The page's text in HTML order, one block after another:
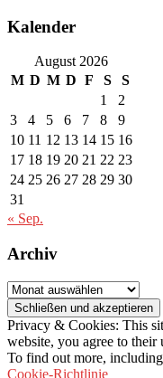
Kalender
August 2026
M D M D F S
S
1
2
3
4 5 6 7 8
9
10 11 12 13 14 15 16
17 18 19 20 21 22 23
24 25 26 27 28 29 30
31
« Sep.
Archiv
Archiv
Privacy & Cookies: This
website, you agree to their
To find out more,
Cookie-Richtlinie